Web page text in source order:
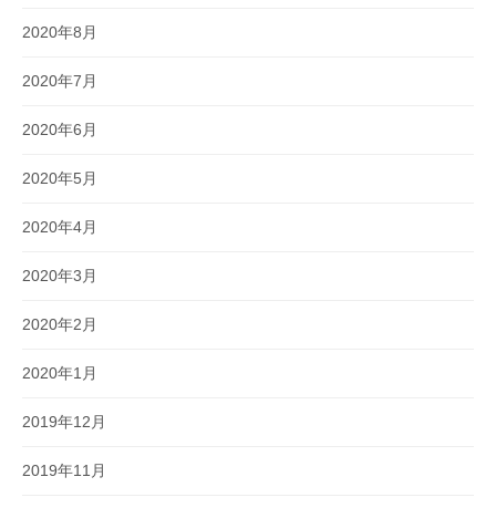
2020年8月
2020年7月
2020年6月
2020年5月
2020年4月
2020年3月
2020年2月
2020年1月
2019年12月
2019年11月